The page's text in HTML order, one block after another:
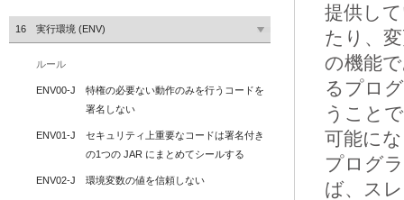
提供し
たり、
の機能
るプロ
うこと
可能に
プログ
ば、ス
16 実行環境 (ENV)
ルール
ENV00-J
特権の必要ない動作のみを行うコードを
署名しない
ENV01-J
セキュリティ上重要なコードは署名付き
の1つの JAR にまとめてシールする
ENV02-J 環境変数の値を信頼しない